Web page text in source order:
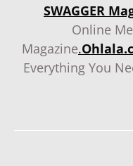
SWAGGER
Online
Magazine.
Everything You